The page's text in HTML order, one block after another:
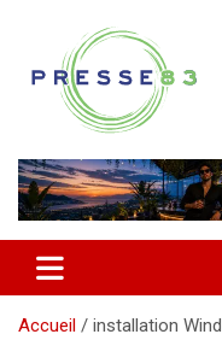
contenu
Presse 83
Accueil installation